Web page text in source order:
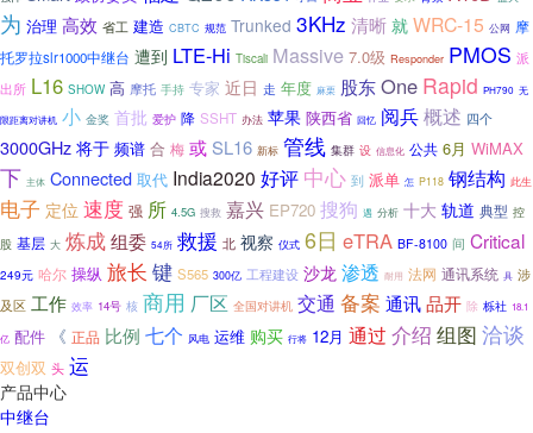
为 治理 高效 省工 建造 CBTC 规范 Trunked 3KHz 清晰 就 WRC-15 公网 摩
托罗拉slr1000中继台 遭到 LTE-Hi Tiscali Massive 7.0级 Responder PMOS 派
出所 L16 SHOW 高 摩托 手持 专家 近日 走 年度 麻栗 股东One Rapid PH790 无
限距离对讲机 小 金奖 首批 爱护 降 SSHT 办法 苹果 陕西省 回忆 阅兵概述 四个
3000GHz 将于 频谱 合 梅 或 SL16 新标 管线 集群 设 信息化 公共 6月 WiMAX
下 主体 Connected 取代 India2020 好评 中心 到 派单 怎 P118 钢结构 此生
电子 定位 速度 强 所 4.5G 搜救 嘉兴 EP720 搜狗 遇 分析 十大 轨道 典型 控
股 基层 大 炼成组委 54所 救援 北 视察 仪式 6日 eTRA BF-8100 间 Critical
249元 哈尔 操纵 旅长 键 S565 300亿 工程建设 沙龙 渗透 耐用 法网 通讯系统 具 涉
及区 工作 效率 14号 核 商用 厂区 全国对讲机 交通 备案 通讯品开 除 栎社 18.1
亿 配件 《 正品 比例 七个 风电 运维 购买 行将 12月 通过 介绍 组图 洽谈
双创双 头 运
产品中心
中继台